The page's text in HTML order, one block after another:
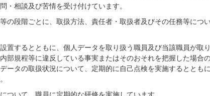
・相談及び苦情を受け付けています。
の段階ごとに、取扱方法、責任者・取扱者及びその任務等につ
置するとともに、個人データを取り扱う職員及び当該職員が取
部規程等に違反している事実またはそのおそれを把握した場合
ータの取扱状況について、定期的に自己点検を実施するととも